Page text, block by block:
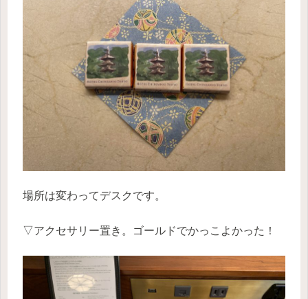
場所は変わってデスクです。
▽アクセサリー置き。ゴールドでかっこよかった！